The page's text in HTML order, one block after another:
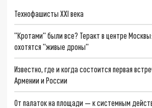
Технофашисты XXI века
"Кротами" были все? Теракт в центре
охотятся "живые дроны"
Известно, где и когда состоится первая
Армении и России
От палаток на площади — к системным